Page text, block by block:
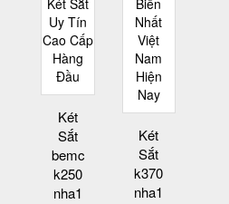
Két
Sắt
bemc
k250
nha1
Két
Sắt
k370
nha1